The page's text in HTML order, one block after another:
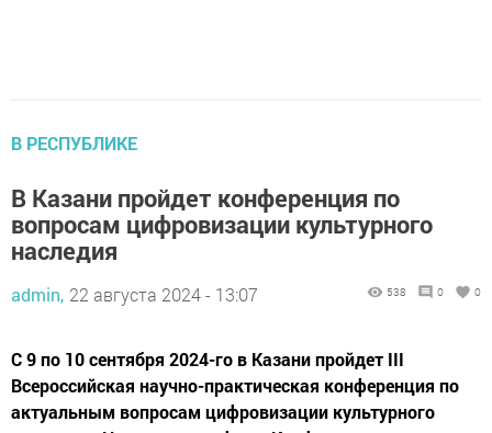
В РЕСПУБЛИКЕ
В Казани пройдет конференция по
вопросам цифровизации культурного
наследия
admin, 22 августа 2024 - 13:07 538 0 0
С 9 по 10 сентября 2024-го в Казани пройдет III
Всероссийская научно-практическая конференция по
актуальным вопросам цифровизации культурного